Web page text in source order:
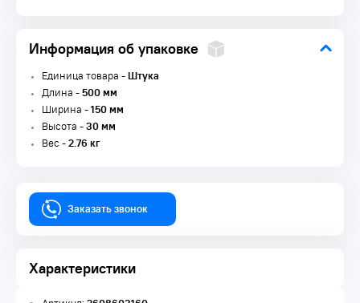
Информация об упаковке
Единица товара -Штука
Длина -500 мм
Ширина -150 мм
Высота -30 мм
Вес -2.76 кг
Заказать звонок
Характеристики